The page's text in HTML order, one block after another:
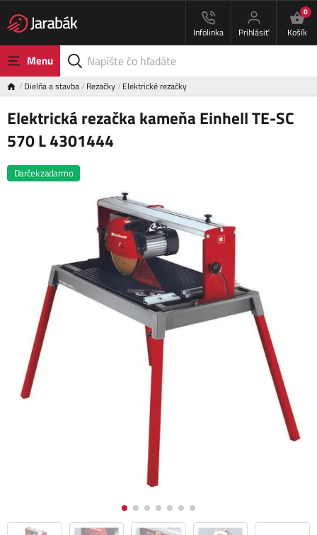
Infolinka Prihlásiť
0
Košík
Menu
Dielňa a stavba Rezačky Elektrické rezačky
Elektrická rezačka kameňa Einhell TE-SC
570 L 4301444
Darček zadarmo